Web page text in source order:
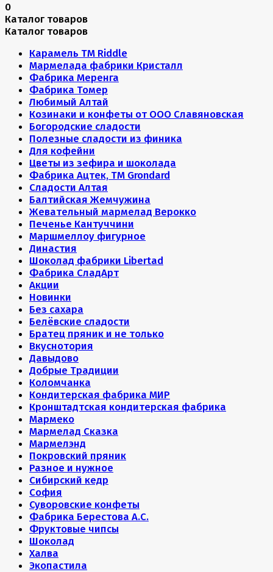
0
Каталог товаров
Каталог товаров
Карамель ТМ Riddle
Мармелада фабрики Кристалл
Фабрика Меренга
Фабрика Томер
Любимый Алтай
Козинаки и конфеты от ООО Славяновская
Богородские сладости
Полезные сладости из финика
Для кофейни
Цветы из зефира и шоколада
Фабрика Ацтек, ТМ Grondard
Сладости Алтая
Балтийская Жемчужина
Жевательный мармелад Верокко
Печенье Кантуччини
Маршмеллоу фигурное
Династия
Шоколад фабрики Libertad
Фабрика СладАрт
Акции
Новинки
Без сахара
Белёвские сладости
Братец пряник и не только
Вкуснотория
Давыдово
Добрые Традиции
Коломчанка
Кондитерская фабрика МИР
Кронштадтская кондитерская фабрика
Мармеко
Мармелад Сказка
Мармелэнд
Покровский пряник
Разное и нужное
Сибирский кедр
София
Суворовские конфеты
Фабрика Берестова А.С.
Фруктовые чипсы
Шоколад
Халва
Экопастила